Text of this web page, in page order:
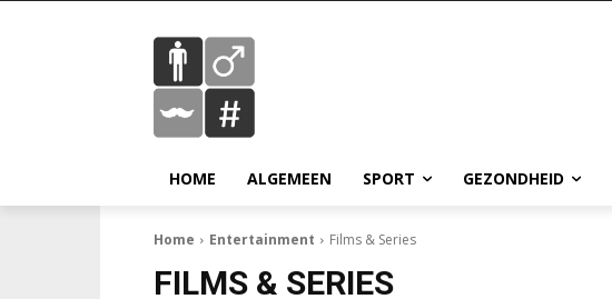
HOME ALGEMEEN SPORT GEZONDHEID
Home Entertainment Films & Series
FILMS & SERIES